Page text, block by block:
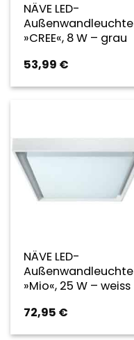
NÄVE LED-
Außenwandleuchte
»CREE«, 8 W – grau
53,99 €
NÄVE LED-
Außenwandleuchte
»Mio«, 25 W – weiss
72,95 €